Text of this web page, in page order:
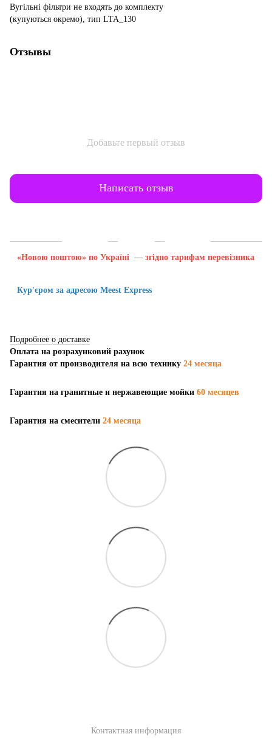
Вугільні фільтри не входять до комплекту
(купуються окремо), тип LTA_130
Отзывы
Добавьте первый отзыв
Написать отзыв
«Новою поштою» по Україні — згідно тарифам перевізника
Кур'єром за адресою Meest Express
Подробнее о доставке
Оплата на розрахунковий рахунок
Гарантия от производителя на всю технику 24 месяца
Гарантия на гранитные и нержавеющие мойки 60 месяцев
Гарантия на смесители 24 месяца
Контактная информация